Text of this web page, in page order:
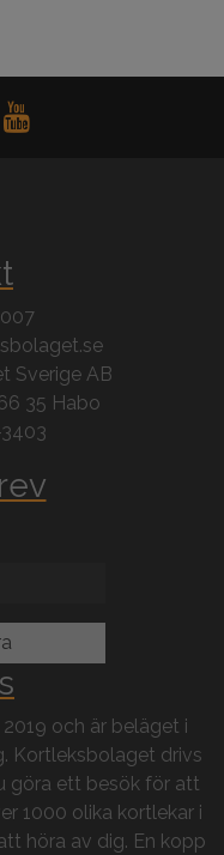
Sverige AB
35 Habo
och är beläget i
Kortleksbolaget drivs
göra ett besök för att
1000 olika kortlekar i
höra av dig. En kopp